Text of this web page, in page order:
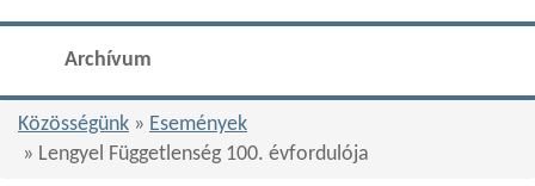
Archívum
Közösségünk » Események
» Lengyel Függetlenség 100. évfordulója